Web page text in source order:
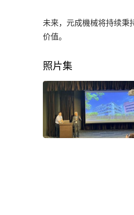
未来，元成機械将持续秉
价值。
照片集